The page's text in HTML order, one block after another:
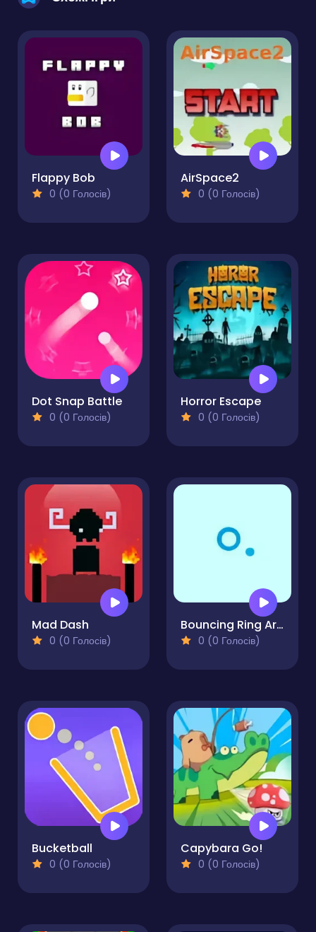
Flappy Bob
0 (0 Голосів)
AirSpace2
0 (0 Голосів)
Dot Snap Battle
0 (0 Голосів)
Horror Escape
0 (0 Голосів)
Mad Dash
0 (0 Голосів)
Bouncing Ring Arcade
0 (0 Голосів)
Bucketball
0 (0 Голосів)
Capybara Go!
0 (0 Голосів)